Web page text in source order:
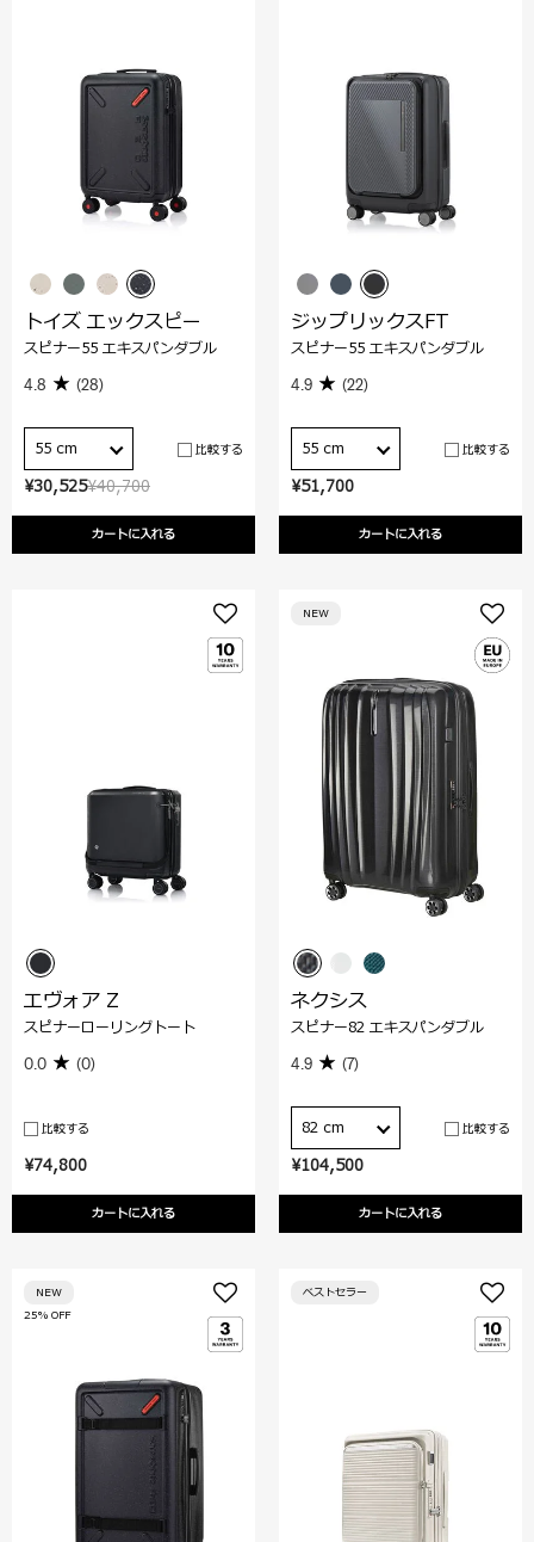
¥40,700
¥30,525
カートに入れる
トイズ エックスピー
スピナー55 エキスパンダブル
4.8 (28)
55 cm 比較する
¥51,700
カートに入れる
ジップリックスFT
スピナー55 エキスパンダブル
4.9 (22)
55 cm 比較する
¥74,800
カートに入れる
エヴォア Z
スピナーローリングトート
0.0 (0)
比較する
¥104,500
カートに入れる
NEW
ネクシス
スピナー82 エキスパンダブル
4.9 (7)
82 cm 比較する
25% OFF
NEW ベストセラー